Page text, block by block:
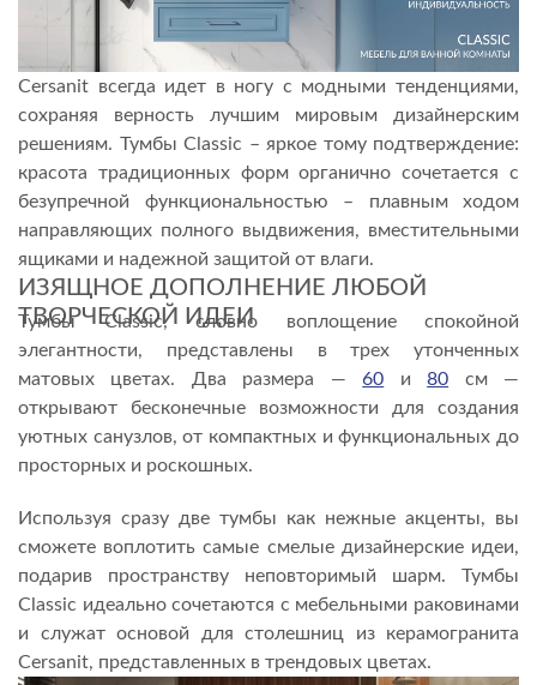
Cersanit всегда идет в ногу с модными тенденциями,
сохраняя верность лучшим мировым дизайнерским
решениям. Тумбы Classic – яркое тому подтверждение:
красота традиционных форм органично сочетается с
безупречной функциональностью – плавным ходом
направляющих полного выдвижения, вместительными
ящиками и надежной защитой от влаги.
ИЗЯЩНОЕ ДОПОЛНЕНИЕ ЛЮБОЙ
ТВОРЧЕСКОЙ ИДЕИ
Тумбы Classic, словно воплощение спокойной
элегантности, представлены в трех утонченных
матовых цветах. Два размера —60 и80 см —
открывают бесконечные возможности для создания
уютных санузлов, от компактных и функциональных до
просторных и роскошных.
Используя сразу две тумбы как нежные акценты, вы
сможете воплотить самые смелые дизайнерские идеи,
подарив пространству неповторимый шарм. Тумбы
Classic идеально сочетаются с мебельными раковинами
и служат основой для столешниц из керамогранита
Cersanit, представленных в трендовых цветах.